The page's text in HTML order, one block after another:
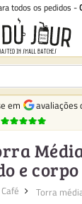
todos os pedidos -
em avaliações
e
Café Torra